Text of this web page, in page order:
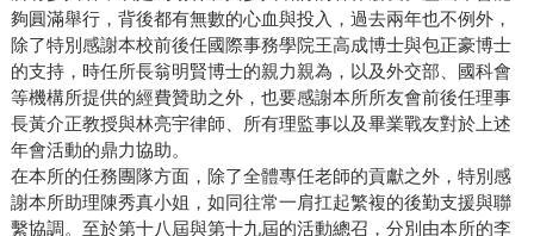
夠圓滿舉行，背後都有無數的心血與投入，過去兩年也不例外，
除了特別感謝本校前後任國際事務學院王高成博士與包正豪博士
的支持，時任所長翁明賢博士的親力親為，以及外交部、國科會
等機構所提供的經費贊助之外，也要感謝本所所友會前後任理事
長黃介正教授與林亮宇律師、所有理監事以及畢業戰友對於上述
年會活動的鼎力協助。
在本所的任務團隊方面，除了全體專任老師的貢獻之外，特別感
謝本所助理陳秀真小姐，如同往常一肩扛起繁複的後勤支援與聯
繫協調。至於第十八屆與第十九屆的活動總召，分別由本所的李